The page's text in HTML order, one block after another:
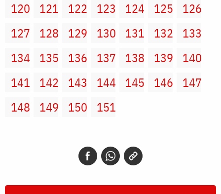
120
121 122 123 124 125
126
127
128 129 130 131 132
133
134
135 136 137 138 139
140
141
142 143 144 145 146
147
148
149 150 151